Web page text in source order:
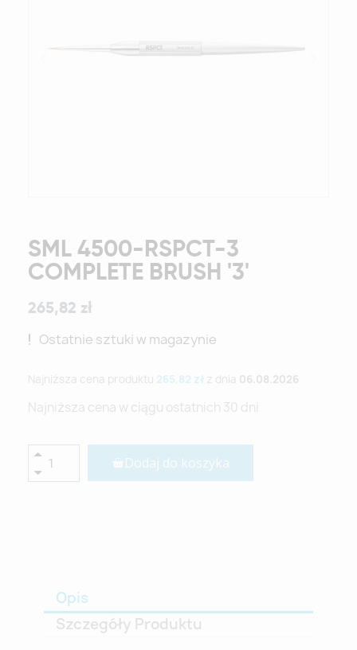
SML 4500-RSPCT-3
COMPLETE BRUSH '3'
265,82 zł
Ostatnie sztuki w magazynie
Najniższa cena produktu 265,82 zł z dnia 06.08.2026
Najniższa cena w ciągu ostatnich 30 dni
Dodaj do koszyka
Opis
Szczegóły Produktu